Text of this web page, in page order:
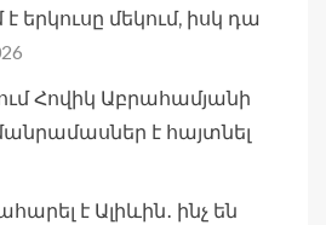
երկուսը մեկում, իսկ դա
Հովիկ Աբրահամյանի
է հայտնել
է Ալիևին․ ինչ են